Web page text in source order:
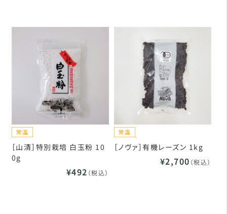
［山清］特別栽培 白玉粉 10
0g
¥492 （税込）
［ノヴァ］有機レーズン 1kg
¥2,700 （税込）